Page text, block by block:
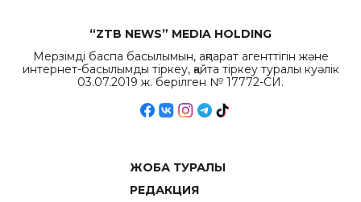
“ZTB NEWS” MEDIA HOLDING
Мерзімді баспа басылымын, ақпарат агенттігін және
интернет-басылымды тіркеу, қайта тіркеу туралы куәлік
03.07.2019 ж. берілген № 17772-СИ.
ЖОБА ТУРАЛЫ
РЕДАКЦИЯ